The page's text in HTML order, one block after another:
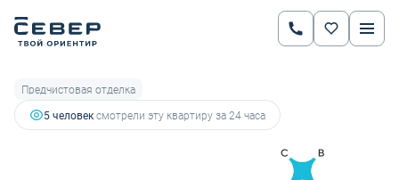
2-комнатная
7 385 928 руб.
7 016 632 руб.
Ипотекаот 24 561 руб.
Предчистовая отделка
5 человексмотрели эту квартиру за 24 часа